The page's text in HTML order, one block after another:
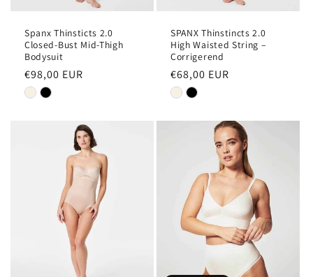
Spanx Thinsticts 2.0
Closed-Bust Mid-Thigh
Bodysuit
Normale
prijs
€98,00 EUR
SPANX Thinstincts 2.0
High Waisted String –
Corrigerend
Normale
prijs
€68,00 EUR